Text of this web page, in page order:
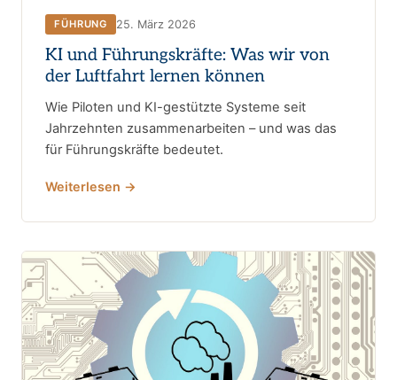
FÜHRUNG 25. März 2026
KI und Führungskräfte: Was wir von
der Luftfahrt lernen können
Wie Piloten und KI-gestützte Systeme seit
Jahrzehnten zusammenarbeiten – und was das
für Führungskräfte bedeutet.
Weiterlesen →